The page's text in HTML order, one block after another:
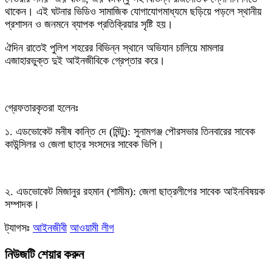
থাকেন। এই ঘটনার ভিডিও সামাজিক যোগাযোগমাধ্যমে ছড়িয়ে পড়লে স্থানীয়
প্রশাসন ও জনমনে ব্যাপক প্রতিক্রিয়ার সৃষ্টি হয়।
‎ঐদিন রাতেই পুলিশ শহরের বিভিন্ন স্থানে অভিযান চালিয়ে মামলার
এজাহারভুক্ত দুই আইনজীবিকে গ্রেপ্তার করে।
‎গ্রেফতারকৃতরা হলেনঃ
‎১. এডভোকেট মনীষ কান্তি দে (মিন্টু): সুনামগঞ্জ পৌরসভার তিনবারের সাবেক
কাউন্সিলর ও জেলা ছাত্র সংসদের সাবেক ভিপি।
‎২. এডভোকেট মিজানুর রহমান (শামীম): জেলা ছাত্রলীগের সাবেক আইনবিষয়ক
সম্পাদক।
ট্যাগসঃ আইনজীবী আওয়ামী লীগ
নিউজটি শেয়ার করুন